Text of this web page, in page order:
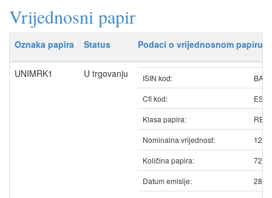
Vrijednosni papir
Oznaka papira Status Podaci o vrijednosnom papiru
UNIMRK1 U trgovanju ISIN kod:
Cfi kod:
Klasa papira:
Nominalna vrijednost:
12.20
Količina papira:
Datum emisije: